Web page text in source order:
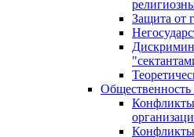
Защита от